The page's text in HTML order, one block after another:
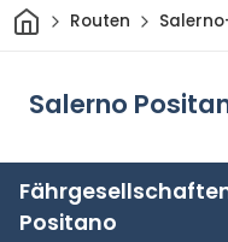
HeimRouten
Salerno
Positano